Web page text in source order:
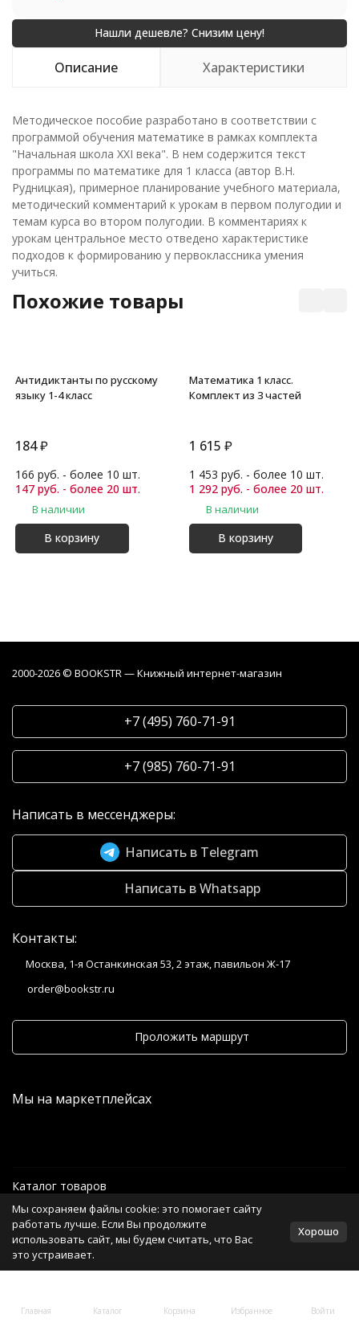
Описание Характеристики
Методическое пособие разработано в соответствии с
программой обучения математике в рамках комплекта
"Начальная школа XXI века". В нем содержится текст
программы по математике для 1 класса (автор В.Н.
Рудницкая), примерное планирование учебного материала,
методический комментарий к урокам в первом полугодии и
темам курса во втором полугодии. В комментариях к
урокам центральное место отведено характеристике
подходов к формированию у первоклассника умения
учиться.
Похожие товары
Антидиктанты по русскому
языку 1-4 класс
184₽
166 руб. - более 10 шт.
147 руб. - более 20 шт.
В наличии
В корзину
Математика 1 класс.
Комплект из 3 частей
1 615 ₽
1 453 руб. - более 10 шт.
1 292 руб. - более 20 шт.
В наличии
В корзину
Главная Каталог Корзина Избранное Войти
2000-2026 © BOOKSTR — Книжный интернет-магазин
+7 (495) 760-71-91
+7 (985) 760-71-91
Написать в мессенджеры:
Написать в Telegram
Написать в Whatsapp
Контакты:
Москва, 1-я Останкинская 53, 2 этаж, павильон Ж-17
order@bookstr.ru
Проложить маршрут
Мы на маркетплейсах
Каталог товаров
Информация
Политика персональных данных
Мы сохраняем файлы cookie: это помогает сайту
работать лучше. Если Вы продолжите
использовать сайт, мы будем считать, что Вас
это устраивает.
Хорошо